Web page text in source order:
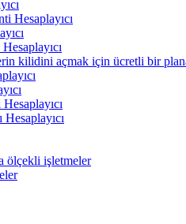
Hesaplayıcı
kilidini açmak için ücretli bir
Hesaplayıcı
ölçekli işletmeler